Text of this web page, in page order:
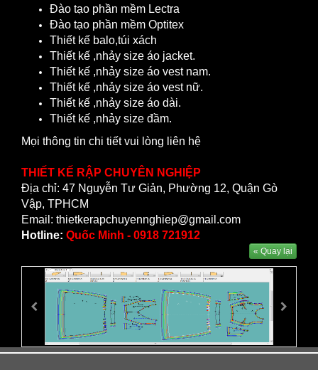
Đào tạo phần mềm Lectra
Đào tạo phần mềm Optitex
Thiết kế balo,túi xách
Thiết kế ,nhảy size áo jacket.
Thiết kế ,nhảy size áo vest nam.
Thiết kế ,nhảy size áo vest nữ.
Thiết kế ,nhảy size áo dài.
Thiết kế ,nhảy size đầm.
Mọi thông tin chi tiết vui lòng liên hệ
THIẾT KẾ RẬP CHUYÊN NGHIỆP
Địa chỉ: 47 Nguyễn Tư Giản, Phường 12, Quận Gò
Vập, TPHCM
Email: thietkerapchuyennghiep@gmail.com
Hotline: Quốc Minh - 0918 721912
« Quay lại